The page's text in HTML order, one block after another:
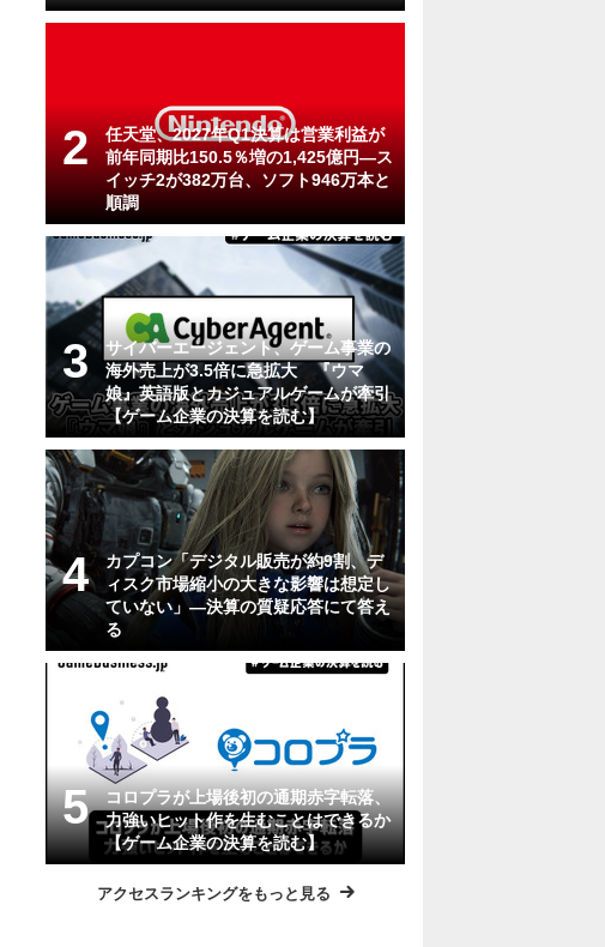
任天堂、2027年Q1決算は営業利益が
前年同期比150.5％増の1,425億円―ス
イッチ2が382万台、ソフト946万本と
順調
サイバーエージェント、ゲーム事業の
海外売上が3.5倍に急拡大 『ウマ
娘』英語版とカジュアルゲームが牽引
【ゲーム企業の決算を読む】
カプコン「デジタル販売が約9割、デ
ィスク市場縮小の大きな影響は想定し
ていない」―決算の質疑応答にて答え
る
コロプラが上場後初の通期赤字転落、
力強いヒット作を生むことはできるか
【ゲーム企業の決算を読む】
アクセスランキングをもっと見る